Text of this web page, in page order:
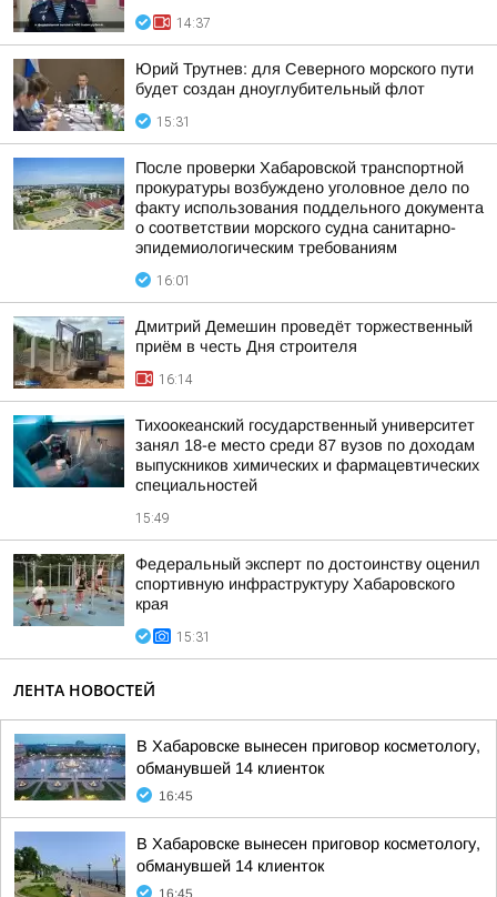
14:37
Юрий Трутнев: для Северного морского пути
будет создан дноуглубительный флот
15:31
После проверки Хабаровской транспортной
прокуратуры возбуждено уголовное дело по
факту использования поддельного документа
о соответствии морского судна санитарно-
эпидемиологическим требованиям
16:01
Дмитрий Демешин проведёт торжественный
приём в честь Дня строителя
16:14
Тихоокеанский государственный университет
занял 18-е место среди 87 вузов по доходам
выпускников химических и фармацевтических
специальностей
15:49
Федеральный эксперт по достоинству оценил
спортивную инфраструктуру Хабаровского
края
15:31
ЛЕНТА НОВОСТЕЙ
В Хабаровске вынесен приговор косметологу,
обманувшей 14 клиенток
16:45
В Хабаровске вынесен приговор косметологу,
обманувшей 14 клиенток
16:45